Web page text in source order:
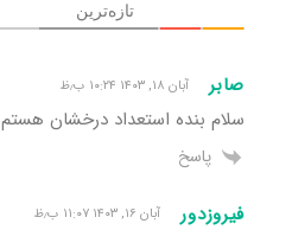
تازه‌ترین
صابر آبان ۱۸, ۱۴۰۳ ۱۰:۲۴ ب٫ظ
سلام بنده استعداد درخشان هستم
پاسخ
فیروزدور آبان ۱۶, ۱۴۰۳ ۱۱:۰۷ ب٫ظ